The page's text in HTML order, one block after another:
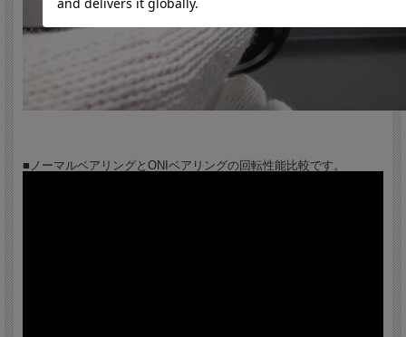
組み付け工具：WISHBONE WRENCH-004をご使用下さい。
■ノーマルベアリングとONIベアリングの回転性能比較です。